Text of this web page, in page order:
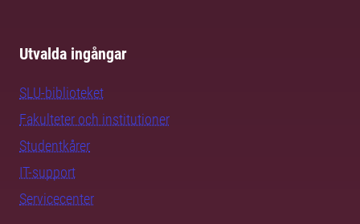
Utvalda ingångar
SLU-biblioteket
Fakulteter och institutioner
Studentkårer
IT-support
Servicecenter